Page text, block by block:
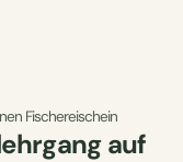
Fischereischein
auf